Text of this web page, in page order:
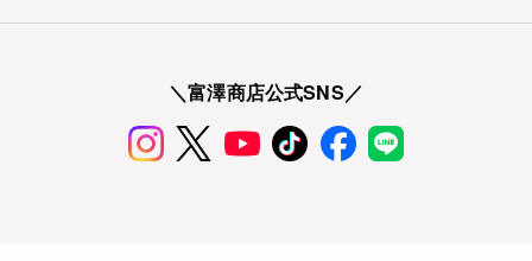
＼富澤商店公式SNS／